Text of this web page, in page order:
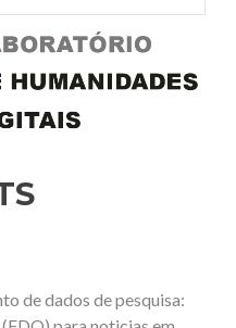
publicados
de dados de pesquisa: